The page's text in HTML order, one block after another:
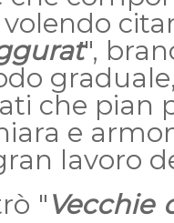
",
che pian
e
lavoro
" Vecchie